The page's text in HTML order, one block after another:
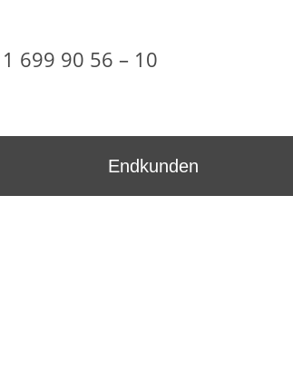
699 90 56 – 10
Endkunden